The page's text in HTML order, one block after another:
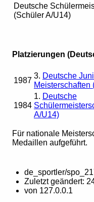
Deutsche
(Schüler A/U14)
Platzierungen
1987
3. Deutsche
Meisterschaften
1984
1. Deutsche
A/U14)
Für nationale
Medaillen aufgeführt.
de_sportler/
Zuletzt geändert:
von 127.0.0.1